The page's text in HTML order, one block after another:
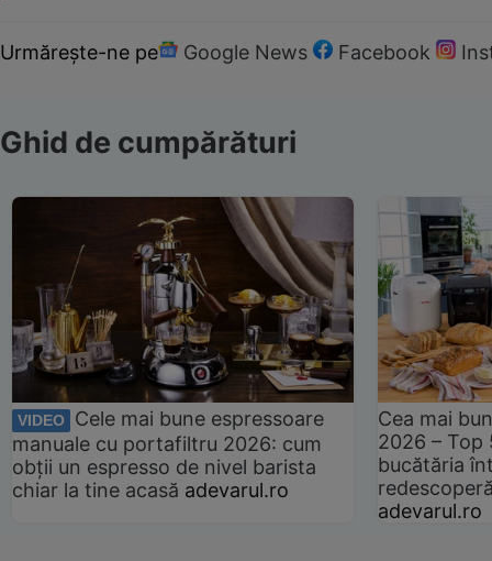
Urmărește-ne pe Google News Facebook
Ghid de cumpărături
VIDEO
Cele mai bune espressoare
manuale cu portafiltru 2026: cum
obții un espresso de nivel barista
chiar la tine acasă adevarul.ro
Cea mai
2026 –
bucătăria
adevarul.ro